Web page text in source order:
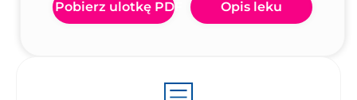
Pobierz ulotkę PDF Opis leku